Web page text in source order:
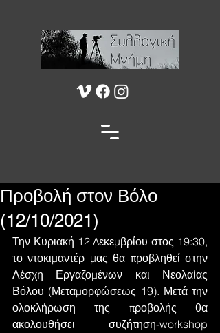
Προβολή στον Βόλο
(12/10/2021)
Την Κυριακή 12 Δεκεμβρίου στος 19:30,
το ντοκιμαντέρ μας θα προβληθεί στην
Λέσχη Εργαζομένων και Νεολαίας
Βόλου (Μεταμορφώσεως 19). Μετά την
ολοκλήρωση της προβολής θα
ακολουθήσει συζήτηση-workshop